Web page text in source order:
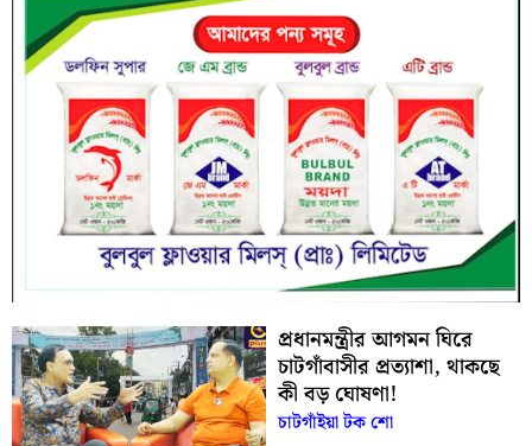
প্রধানমন্ত্রীর আগমন ঘিরে
চাটগাঁবাসীর প্রত্যাশা, থাকছে
কী বড় ঘোষণা!
চাটগাঁইয়া টক শো